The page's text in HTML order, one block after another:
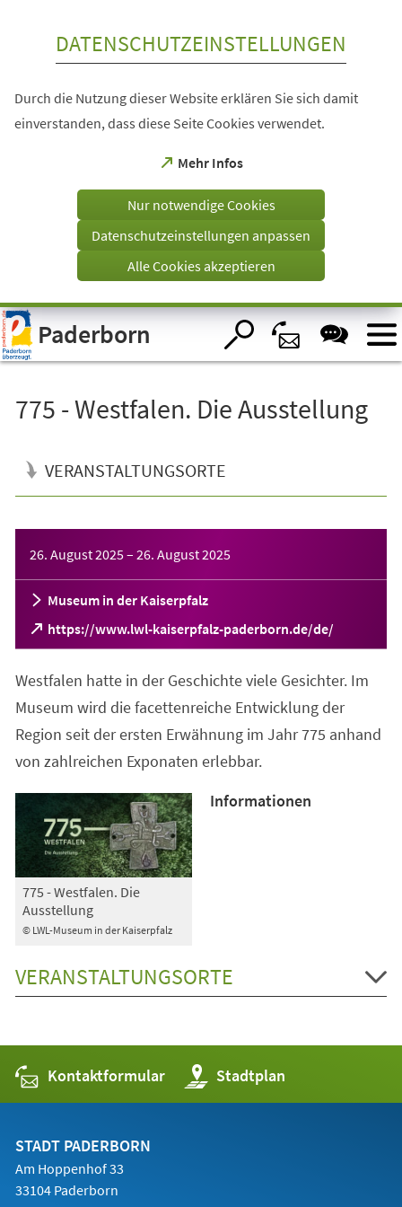
Visuelle
Assistenzsoftware
öffnen.
DATENSCHUTZEINSTELLUNGEN
Durch die Nutzung dieser Website erklären Sie sich damit
einverstanden, dass diese Seite Cookies verwendet.
Mehr Infos
(Öffnet
einem
Tab)
Nur notwendige Cookies
Datenschutzeinstellungen anpassen
Alle Cookies akzeptieren
Paderborn
775 - Westfalen. Die Ausstellung
VERANSTALTUNGSORTE
26. August 2025– 26. August 2025
Museum in der Kaiserpfalz
https://www.lwl-kaiserpfalz-paderborn.de/de/
(Öffnet
in
neuen
Westfalen hatte in der Geschichte viele Gesichter. Im
Museum wird die facettenreiche Entwicklung der
Region seit der ersten Erwähnung im Jahr 775 anhand
von zahlreichen Exponaten erlebbar.
© LWL-Museum in der Kaiserpfalz
775 - Westfalen. Die
Ausstellung
Informationen
VERANSTALTUNGSORTE
Kontaktformular Stadtplan
(Öffnet
in
einem
STADT PADERBORN
Am Hoppenhof 33
33104 Paderborn